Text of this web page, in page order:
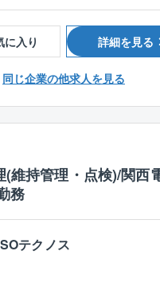
〜数百億です。
特徴】
万トン超）を誇ります。
ドライ倉庫や、食品流通施
培った強固な「地盤改良・基
災害に強く、目に見えない
自の優位性を持って施工に挑
を集中させることで、利益率
やデジタル管理ツールの導
に入り 詳細を見る
同じ企業の他求人を見る
(維持管理・点検)/関西
務
テクノス